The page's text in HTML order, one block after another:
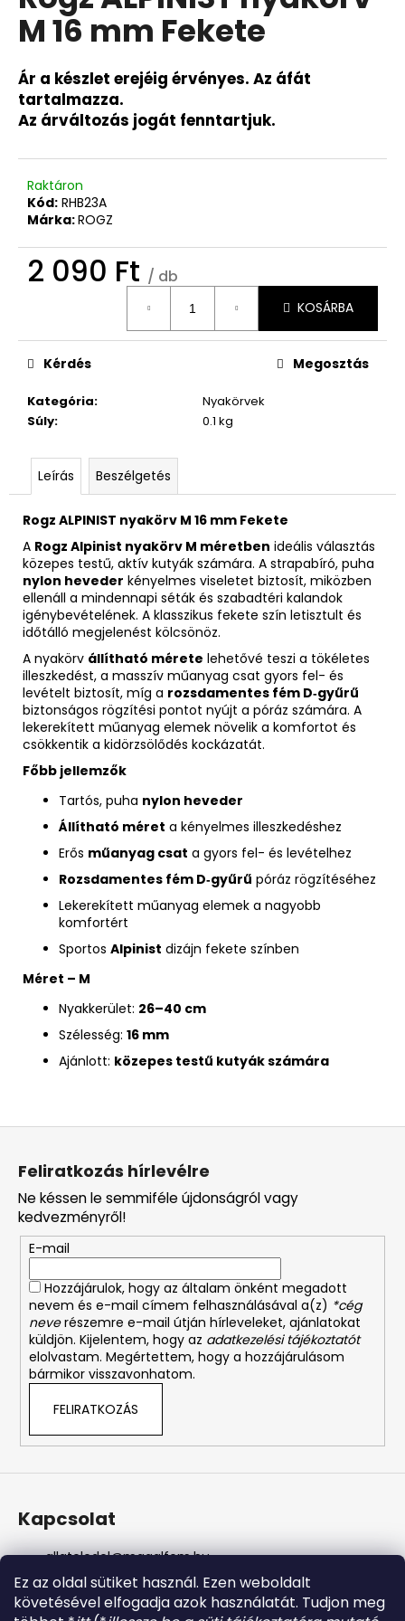
Ez az oldal sütiket használ. Ezen weboldalt
követésével elfogadja azok használatát. Tudjon meg
5-
ből
csillag.
M 16 mm Fekete
Ár a készlet erejéig érvényes. Az áfát
tartalmazza.
Az árváltozás jogát fenntartjuk.
Raktáron
Kód: RHB23A
Márka:ROGZ
2 090 Ft / db
KOSÁRBA
Kategória:
Nyakörvek
Súly: 0.1 kg
Kérdés Megosztás
Leírás Beszélgetés
Rogz ALPINIST nyakörv M 16 mm Fekete
A Rogz Alpinist nyakörv M méretben ideális választás
közepes testű, aktív kutyák számára. A strapabíró, puha
nylon heveder kényelmes viseletet biztosít, miközben
ellenáll a mindennapi séták és szabadtéri kalandok
igénybevételének. A klasszikus fekete szín letisztult és
időtálló megjelenést kölcsönöz.
A nyakörv állítható mérete lehetővé teszi a tökéletes
illeszkedést, a masszív műanyag csat gyors fel- és
levételt biztosít, míg a rozsdamentes fém D‑gyűrű
biztonságos rögzítési pontot nyújt a póráz számára. A
lekerekített műanyag elemek növelik a komfortot és
csökkentik a kidörzsölődés kockázatát.
Főbb jellemzők
Tartós, puha nylon heveder
Állítható méret a kényelmes illeszkedéshez
Erős műanyag csat a gyors fel- és levételhez
Rozsdamentes fém D‑gyűrű póráz rögzítéséhez
Lekerekített műanyag elemek a nagyobb
komfortért
Sportos Alpinist dizájn fekete színben
Méret – M
Nyakkerület: 26–40 cm
Szélesség: 16 mm
Ajánlott: közepes testű kutyák számára
L
Feliratkozás hírlevélre
Ne késsen le semmiféle újdonságról vagy
kedvezményről!
E-mail
Hozzájárulok, hogy az általam önként megadott
nevem és e-mail címem felhasználásával a(z) *cég
neverészemre e-mail útján hírleveleket, ajánlatokat
küldjön. Kijelentem, hogy az adatkezelési tájékoztatót
elolvastam. Megértettem, hogy a hozzájárulásom
bármikor visszavonhatom.
FELIRATKOZÁS
Kapcsolat
allateledel@magalfem.hu
+36 70 401 5088
https://www.facebook.com/profile.php?id=61574807
956737